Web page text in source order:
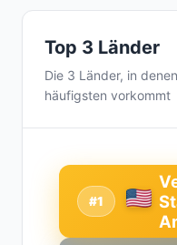
Top 3 Länder
Die 3 Länder, in
häufigsten vorkommt
#1